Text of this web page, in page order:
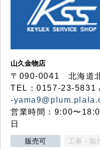
山久金物店
〒090-0041 北海道
TEL：0157-23-5831
-
営業時間：9:00〜
日
販売可 工事・取